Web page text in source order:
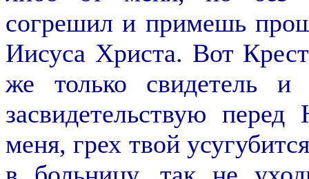
согрешил и примешь
Иисуса Христа. Вот
же только свидетель
засвидетельствую
меня, грех твой